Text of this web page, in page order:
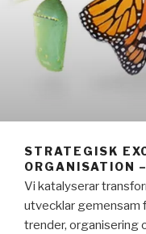
STRATEGISK
ORGANISATION
Vi katalyserar
utvecklar gemensam
trender, organisering